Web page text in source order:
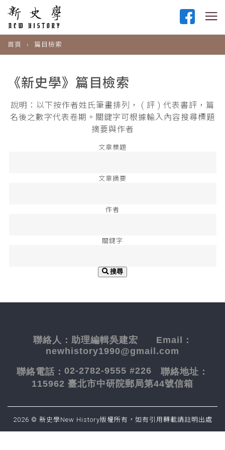
首頁 篇目檢索
《新史學》篇目檢索
說明：以下按作者姓氏筆畫排列， ( 評 ) 代表書評，篇
名後之數字代表卷期。關鍵字可根據輸入內容搜尋標題
摘要與作者
文章標題
文章摘要
作者
關鍵字
搜尋
聯絡人： 助理編輯吳建宏 Email：
newhistory1990@gmail.com
聯絡電話： 02-2782-9555 #226 聯絡地址：
115962 臺北市中研院郵局第44號信箱
2026 © 新史學New History版權所有，如有引用轉載請註明出處